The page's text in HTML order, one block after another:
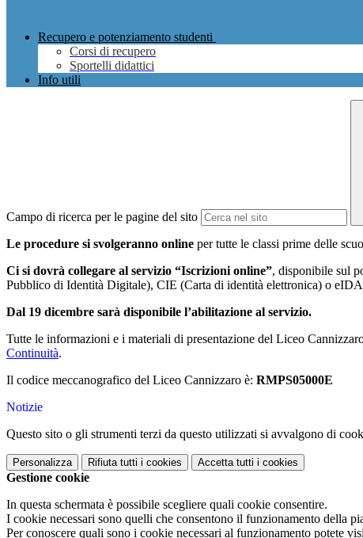
Recupero e potenziamento studenti
Corsi di recupero
Sportelli didattici
Info utili
Campo di ricerca per le pagine del sito
Le procedure si svolgeranno online per tutte le classi prime delle
Ci si dovrà collegare al servizio “Iscrizioni online”, disponibile sul
Pubblico di Identità Digitale), CIE (Carta di identità elettronica) o
Dal 19 dicembre sarà disponibile l’abilitazione al servizio.
Tutte le informazioni e i materiali di presentazione del Liceo
Continuità.
Il codice meccanografico del Liceo Cannizzaro è: RMPS05000E
Notizie
Questo sito o gli strumenti terzi da questo utilizzati si avvalgono di
Personalizza Rifiuta tutti i cookies Accetta tutti i cookies
Gestione cookie
In questa schermata è possibile scegliere quali cookie consentire.
I cookie necessari sono quelli che consentono il funzionamento della
Per conoscere quali sono i cookie necessari al funzionamento potete